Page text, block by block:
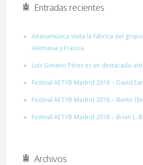
Entradas recientes
Aitanamúsica visita la fábrica del
Alemania y Francia
Luis Gimeno Pérez es un destacado
Festival AETYB Madrid 2018 – David Earll
Festival AETYB Madrid 2018 – Bente
Festival AETYB Madrid 2018 – Brian L.
Archivos